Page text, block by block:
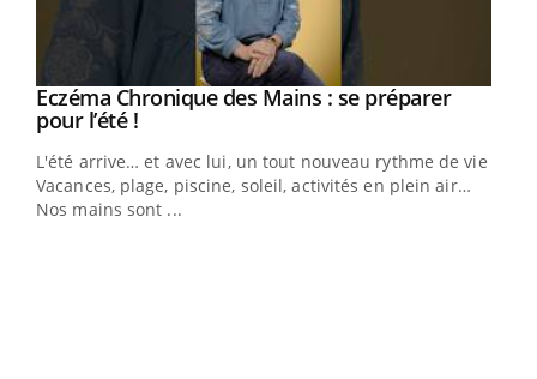
Youtube
Eczéma Chronique des Mains : se préparer
pour l’été !Youtube
L'été arrive… et avec lui, un tout nouveau rythme de vie !
Vacances, plage, piscine, soleil, activités en plein air…
Nos mains sont ...